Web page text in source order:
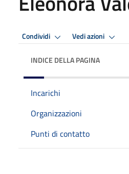
Condividi Vedi azioni
INDICE DELLA PAGINA
Incarichi
Organizzazioni
Punti di contatto